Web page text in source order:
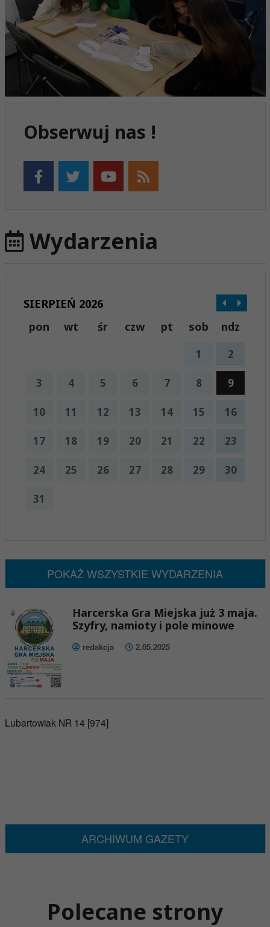
Obserwuj nas !
Wydarzenia
SIERPIEŃ 2026
pon
wt śr czw pt sob ndz
1 2
3 4 5 6 7 8 9
10 11 12 13 14 15 16
17 18 19 20 21 22 23
24 25 26 27 28 29 30
31
POKAŻ WSZYSTKIE WYDARZENIA
Harcerska Gra Miejska już 3 maja.
Szyfry, namioty i pole minowe
redakcja 2.05.2025
Lubartowiak NR 14 [974]
ARCHIWUM GAZETY
Polecane strony